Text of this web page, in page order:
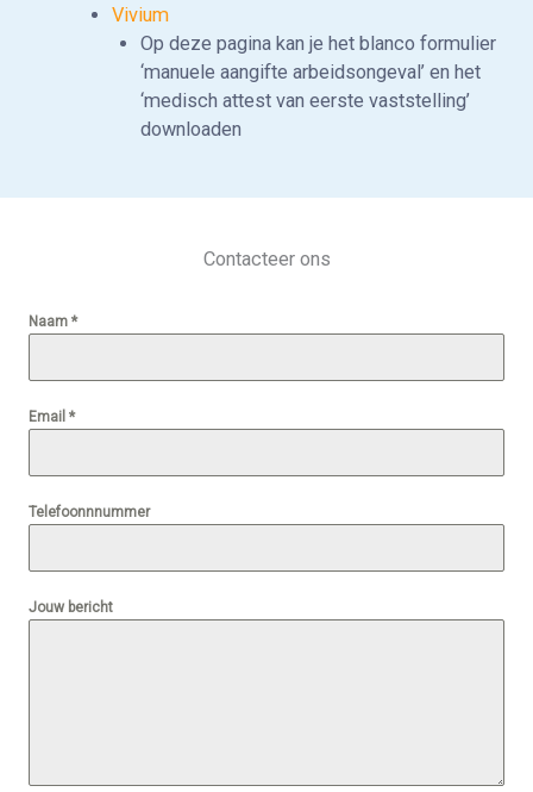
Vivium
Op deze pagina kan je het blanco formulier
‘manuele aangifte arbeidsongeval’ en het
‘medisch attest van eerste vaststelling’
downloaden
Contacteer ons
Naam *
Email *
Telefoonnnummer
Jouw bericht